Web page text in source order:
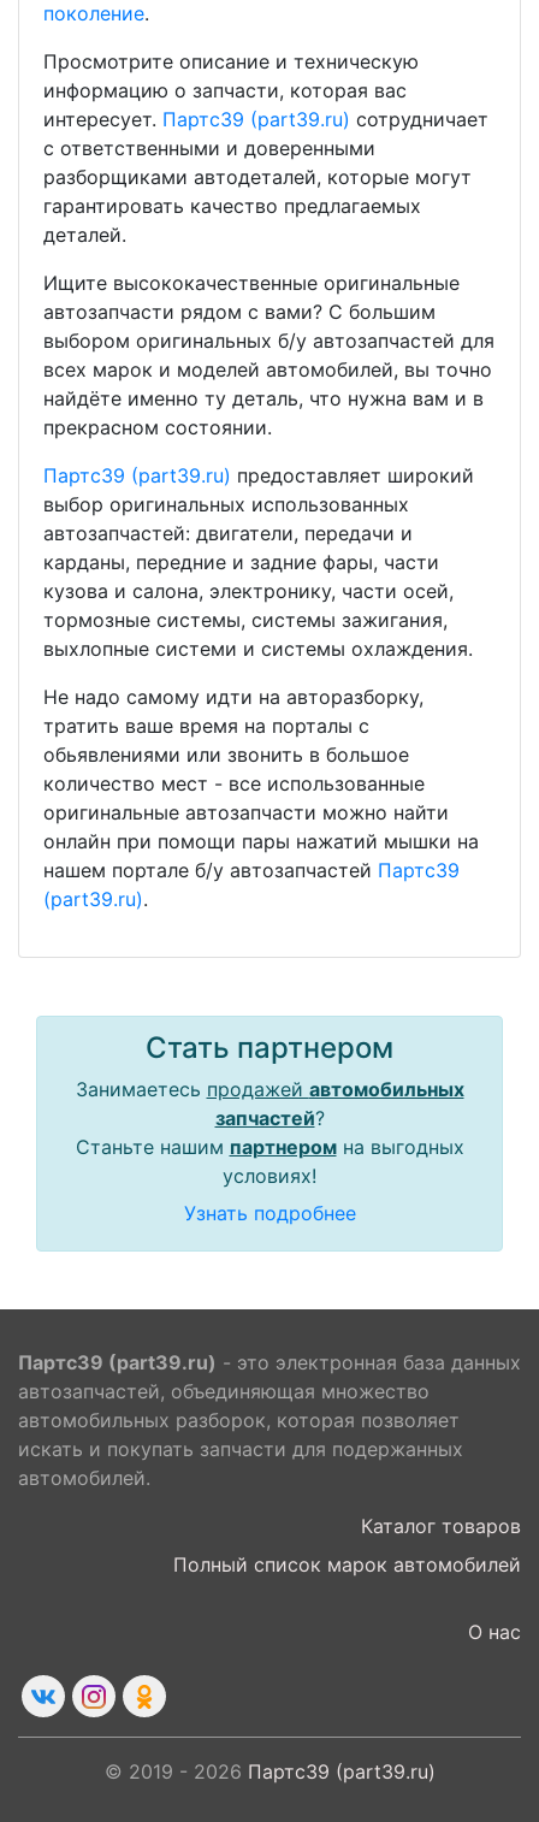
поколение.
Просмотрите описание и техническую
информацию о запчасти, которая вас
интересует. Партс39 (part39.ru) сотрудничает
с ответственными и доверенными
разборщиками автодеталей, которые могут
гарантировать качество предлагаемых
деталей.
Ищите высококачественные оригинальные
автозапчасти рядом с вами? С большим
выбором оригинальных б/у автозапчастей для
всех марок и моделей автомобилей, вы точно
найдёте именно ту деталь, что нужна вам и в
прекрасном состоянии.
Партс39 (part39.ru) предоставляет широкий
выбор оригинальных использованных
автозапчастей: двигатели, передачи и
карданы, передние и задние фары, части
кузова и салона, электронику, части осей,
тормозные системы, системы зажигания,
выхлопные системи и системы охлаждения.
Не надо самому идти на авторазборку,
тратить ваше время на порталы с
обьявлениями или звонить в большое
количество мест - все использованные
оригинальные автозапчасти можно найти
онлайн при помощи пары нажатий мышки на
нашем портале б/у автозапчастей Партс39
(part39.ru).
Стать партнером
Занимаетесь продажей автомобильных
запчастей?
Станьте нашим партнеромна выгодных
условиях!
Узнать подробнее
Партс39 (part39.ru) - это электронная база данных
автозапчастей, объединяющая множество
автомобильных разборок, которая позволяет
искать и покупать запчасти для подержанных
автомобилей.
Каталог товаров
Полный список марок автомобилей
О нас
© 2019 - 2026 Партс39 (part39.ru)